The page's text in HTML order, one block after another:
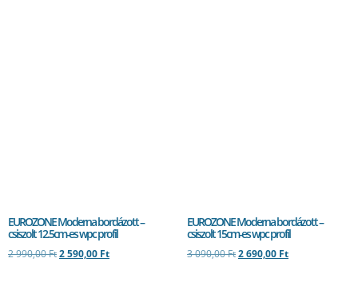
EUROZONE Moderna bordázott –
csiszolt 12.5cm-es wpc profil
2 990,00Ft2 590,00 Ft
EUROZONE Moderna bordázott –
csiszolt 15cm-es wpc profil
3 090,00Ft2 690,00 Ft